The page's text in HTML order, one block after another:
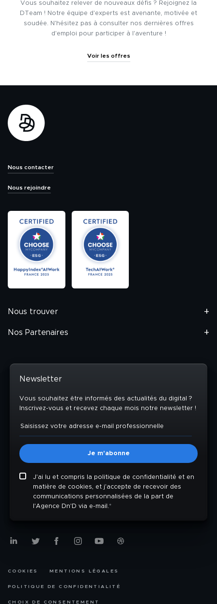
Vous souhaitez relever de nouveaux défis ? Rejoignez la
DTeam ! Notre équipe d'experts est avenante, motivée et
soudée. N'hésitez pas à consulter nos dernières offres
d'emploi pour participer à l'aventure !
Voir les offres
Nous contacter
Nous rejoindre
Nous trouver
Nos Partenaires
Newsletter
Vous souhaitez être informés des actualités du digital ?
Inscrivez-vous et recevez chaque mois notre newsletter !
J'ai lu et compris la politique de confidentialité et en
matière de cookies, et j'accepte de recevoir des
communications personnalisées de la part de
l'Agence Dn'D via e-mail.*
COOKIES MENTIONS LÉGALES
POLITIQUE DE CONFIDENTIALITÉ
CHOIX DE CONSENTEMENT